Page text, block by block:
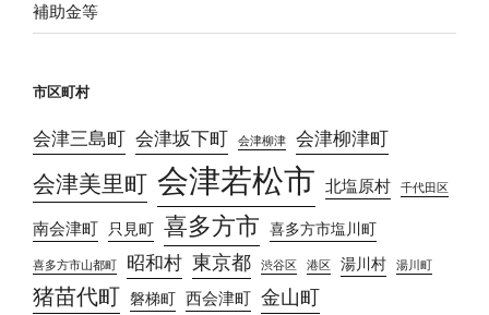
補助金等
市区町村
会津三島町 会津坂下町 会津柳津 会津柳津町
会津美里町 会津若松市 北塩原村 千代田区
南会津町 只見町 喜多方市 喜多方市塩川町
喜多方市山都町 昭和村 東京都 渋谷区 港区 湯川村 湯川町
猪苗代町 磐梯町 西会津町 金山町